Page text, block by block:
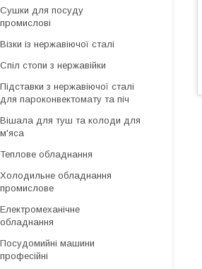
Сушки для посуду
промислові
Візки із нержавіючої сталі
Спіл стопи з нержавійки
Підставки з нержавіючої сталі
для пароконвектомату та піч
Вішала для туш та колоди для
м'яса
Теплове обладнання
Холодильне обладнання
промислове
Електромеханічне
обладнання
Посудомийні машини
професійні